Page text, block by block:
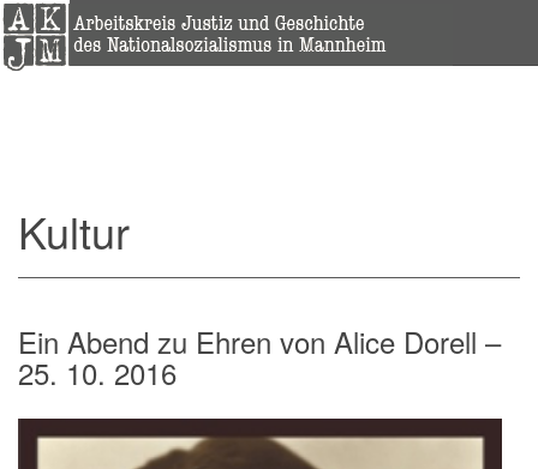
Kultur
Ein Abend zu Ehren von Alice Dorell –
25. 10. 2016